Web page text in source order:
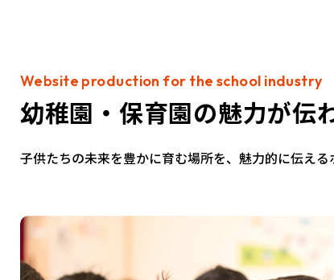
幼稚園・保育園の魅力が伝
子供たちの未来を豊かに育む場所を、魅力的に伝え